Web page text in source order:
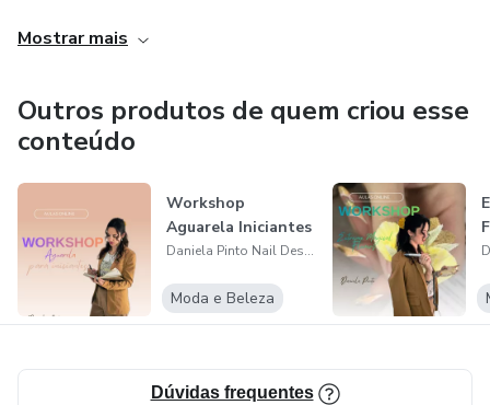
outros. Inicialmente não foi fácil, mas consegui e hoje
mínimo nacional, em Portugal.
Mostrar mais
Outros produtos de quem criou esse
conteúdo
Workshop
Aguarela Iniciantes
Daniela Pinto Nail Designer
Moda e Beleza
Dúvidas frequentes